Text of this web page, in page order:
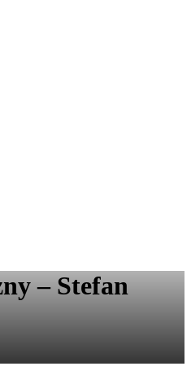
– Stefan